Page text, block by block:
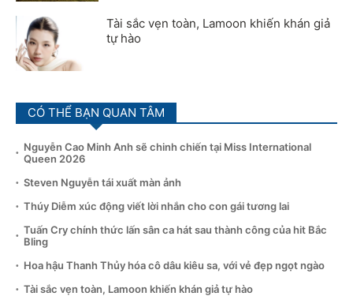
Tài sắc vẹn toàn, Lamoon khiến khán giả
tự hào
CÓ THỂ BẠN QUAN TÂM
Nguyễn Cao Minh Anh sẽ chinh chiến tại Miss International
Queen 2026
Steven Nguyễn tái xuất màn ảnh
Thúy Diễm xúc động viết lời nhắn cho con gái tương lai
Tuấn Cry chính thức lấn sân ca hát sau thành công của hit Bắc
Bling
Hoa hậu Thanh Thủy hóa cô dâu kiêu sa, với vẻ đẹp ngọt ngào
Tài sắc vẹn toàn, Lamoon khiến khán giả tự hào